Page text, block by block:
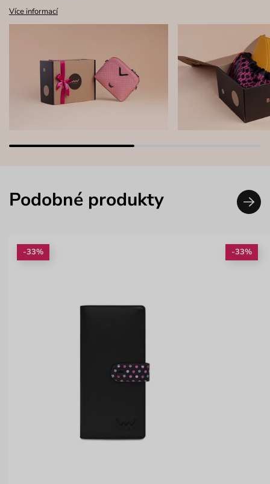
Více informací
Podobné produkty
-33% -33%